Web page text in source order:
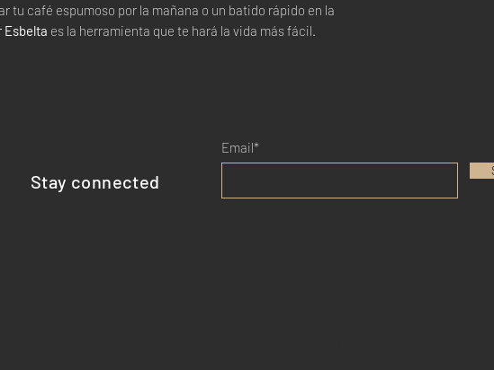
tu café espumoso por la mañana o un batido rápido en la
Esbelta es la herramienta que te hará la vida más fácil.
Stay connected
Email*